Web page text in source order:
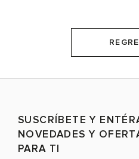
SUSCRÍBETE Y
NOVEDADES Y
PARA TI